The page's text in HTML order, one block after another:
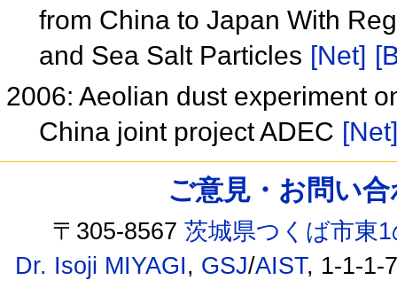
from China to Japan With
and Sea Salt Particles [Net]
2006: Aeolian dust experiment
China joint project ADEC [Net]
ご意見・お問い
〒305-8567茨城県つくば市東
Dr. Isoji MIYAGI, GSJ/AIST, 1-1-1-